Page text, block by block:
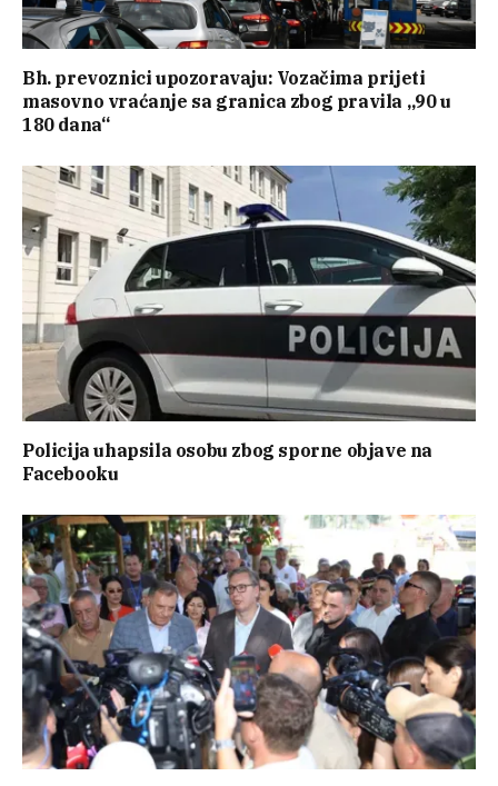
Bh. prevoznici upozoravaju: Vozačima prijeti
masovno vraćanje sa granica zbog pravila „90 u
180 dana“
Policija uhapsila osobu zbog sporne objave na
Facebooku